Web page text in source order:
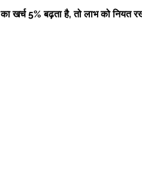
का खर्च 5% बढ़ता है, तो लाभ को नियत